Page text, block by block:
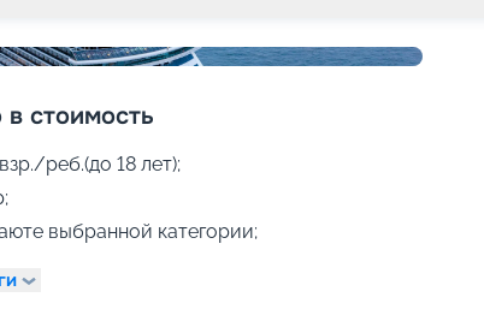
стоимость
реб.(до 18 лет);
выбранной категории;